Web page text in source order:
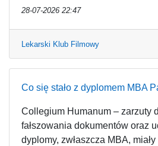
28-07-2026 22:47
Lekarski Klub Filmowy
Co się stało z dyplomem MBA
Collegium Humanum – zarzuty
fałszowania dokumentów oraz
dyplomy, zwłaszcza MBA,